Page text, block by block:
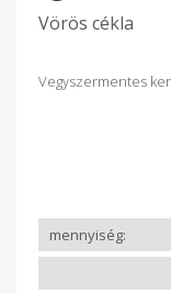
Vörös cékla
Vegyszermentes